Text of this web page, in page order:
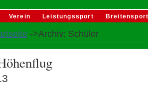
Verein Leistungssport
->Archiv: Schüler